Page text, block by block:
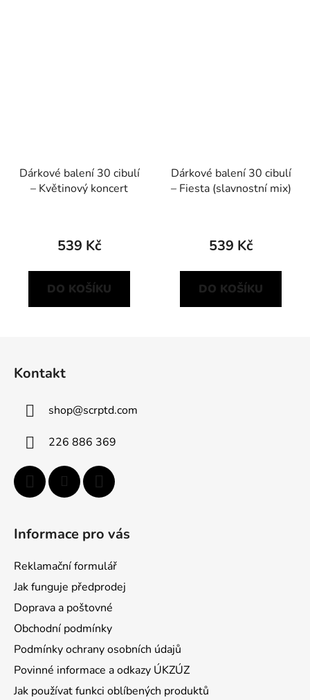
Dárkové balení 30 cibulí
– Květinový koncert
539 Kč
DO KOŠÍKU
Dárkové balení 30 cibulí
– Fiesta (slavnostní mix)
539 Kč
DO KOŠÍKU
Kontakt
shop@scrptd.com
226 886 369
Informace pro vás
Reklamační formulář
Jak funguje předprodej
Doprava a poštovné
Obchodní podmínky
Podmínky ochrany osobních údajů
Povinné informace a odkazy ÚKZÚZ
Jak používat funkci oblíbených produktů